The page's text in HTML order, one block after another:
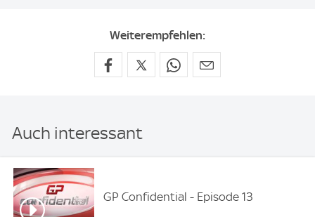
Weiterempfehlen:
Auch interessant
GP Confidential - Episode 13